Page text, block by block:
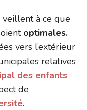
veillent à ce que
optimales.
vers l’extérieur
relatives
des enfants
de
.